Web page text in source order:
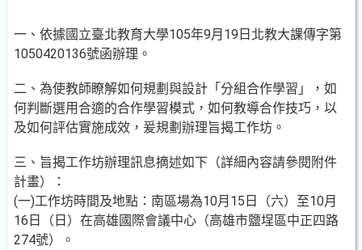
一、依據國立臺北教育大學105年9月19日北教大課傳字第
1050420136號函辦理。
二、為使教師瞭解如何規劃與設計「分組合作學習」，如
何判斷選用合適的合作學習模式，如何教導合作技巧，以
及如何評估實施成效，爰規劃辦理旨揭工作坊。
三、旨揭工作坊辦理訊息摘述如下（詳細內容請參閱附件
計畫）：
(一)工作坊時間及地點：南區場為10月15日（六）至10月
16日（日）在高雄國際會議中心（高雄市鹽埕區中正四路
274號）。